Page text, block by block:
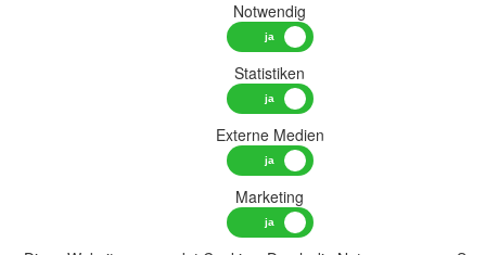
Notwendig
Statistiken
Externe Medien
Marketing